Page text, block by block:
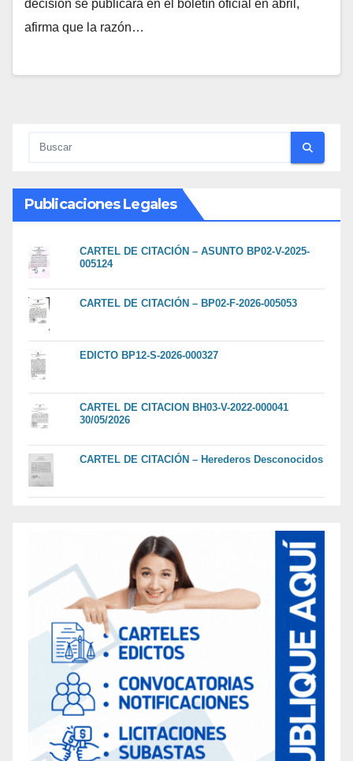
decisión se publicará en el boletín oficial en abril,
afirma que la razón…
Publicaciones Legales
CARTEL DE CITACIÓN – ASUNTO BP02-V-2025-
005124
CARTEL DE CITACIÓN – BP02-F-2026-005053
EDICTO BP12-S-2026-000327
CARTEL DE CITACION BH03-V-2022-000041
30/05/2026
CARTEL DE CITACIÓN – Herederos Desconocidos